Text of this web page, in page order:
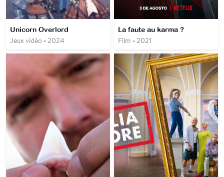
Unicorn Overlord
Jeux vidéo • 2024
La faute au karma ?
Film • 2021